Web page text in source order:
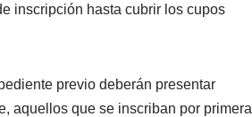
inscripción hasta cubrir los cupos
previo deberán presentar
aquellos que se inscriban por primera